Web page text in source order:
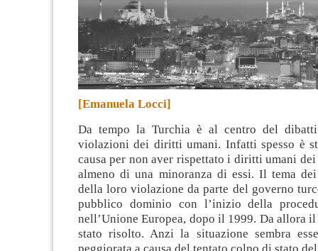
[Emanuela Locci]
Da tempo la Turchia è al centro del
violazioni dei diritti umani. Infatti spesso è
causa per non aver rispettato i diritti umani
almeno di una minoranza di essi. Il tema
della loro violazione da parte del governo
pubblico dominio con l’inizio della
nell’Unione Europea, dopo il 1999. Da allora
stato risolto. Anzi la situazione sembra